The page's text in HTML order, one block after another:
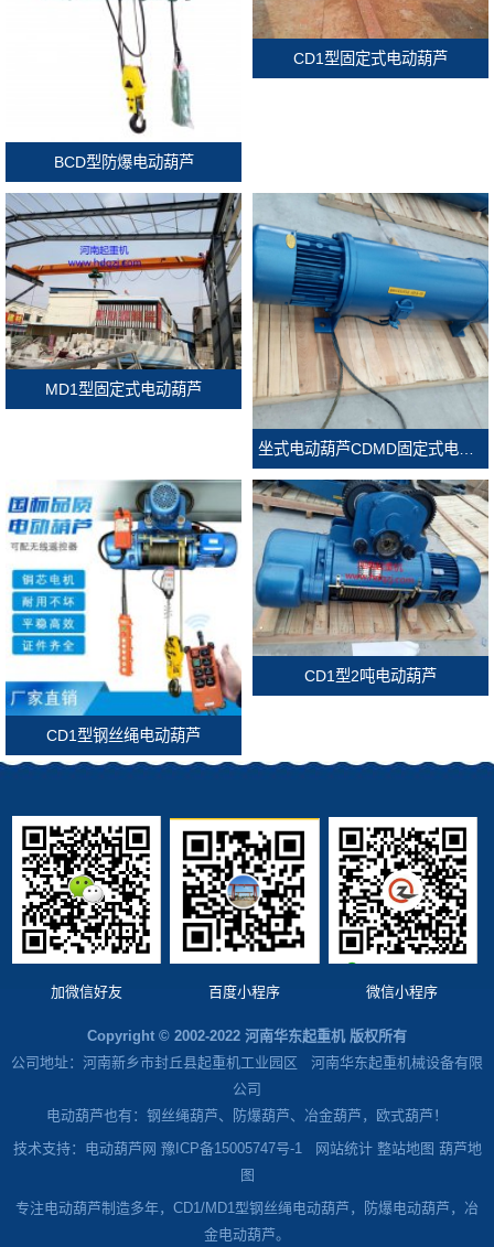
BCD型防爆电动葫芦
CD1型固定式电动葫芦
MD1型固定式电动葫芦
CD1型钢丝绳电动葫芦
CD1型2吨电动葫芦
加微信好友 百度小程序 微信小程序
Copyright © 2002-2022 河南华东起重机 版权所有
公司地址：河南新乡市封丘县起重机工业园区 河南华东起重机械设备有限
公司
电动葫芦也有：钢丝绳葫芦、防爆葫芦、冶金葫芦，欧式葫芦！
技术支持：电动葫芦网 豫ICP备15005747号-1
网站统计 整站地图 葫芦地
图
专注电动葫芦制造多年，CD1/MD1型钢丝绳电动葫芦，防爆电动葫芦，冶
金电动葫芦。